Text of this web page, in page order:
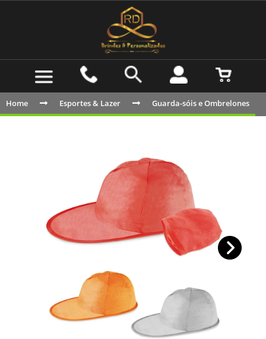
Home Esportes & Lazer Guarda-sóis e Ombrelones